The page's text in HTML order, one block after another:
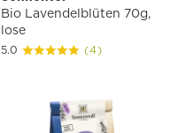
Bio Lavendelblüten 70g,
lose
5.0 (4)